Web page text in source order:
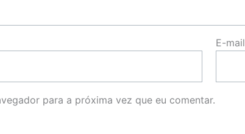
E-mail
para a próxima vez que eu comentar.